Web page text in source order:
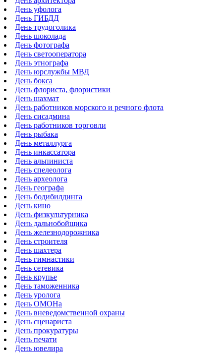
День уфолога
День ГИБДД
День трудоголика
День шоколада
День фотографа
День светооператора
День этнографа
День юрслужбы МВД
День бокса
День флориста, флористики
День шахмат
День работников морского и речного флота
День сисадмина
День работников торговли
День рыбака
День металлурга
День инкассатора
День альпиниста
День спелеолога
День археолога
День географа
День бодибилдинга
День кино
День физкультурника
День дальнобойщика
День железнодорожника
День строителя
День шахтера
День гимнастики
День сетевика
День крупье
День таможенника
День уролога
День ОМОНа
День вневедомственной охраны
День сценариста
День прокуратуры
День печати
День ювелира